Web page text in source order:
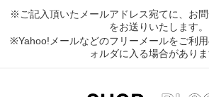
※ご記入頂いたメールアドレス宛てに、お
をお送りいたします。
※Yahoo!メールなどのフリーメールをご利
ォルダに入る場合がありま